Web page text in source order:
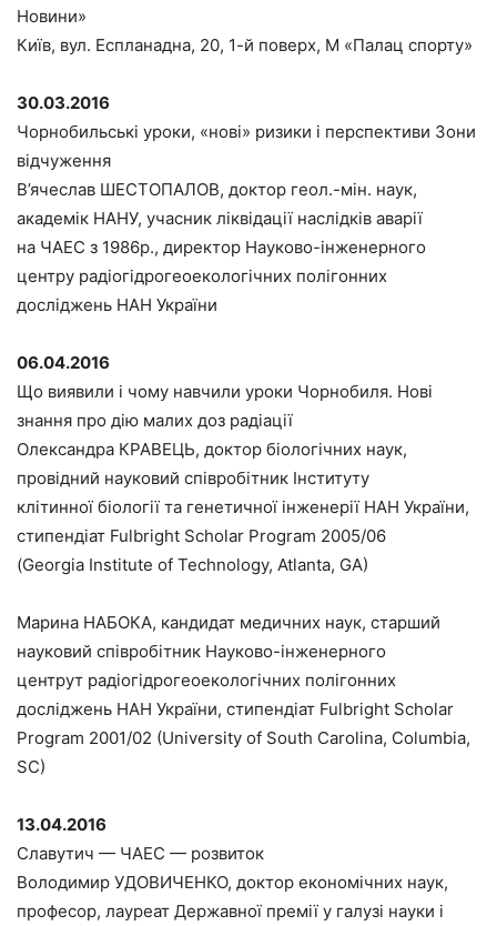
Новини»
Київ, вул. Еспланадна, 20, 1-й поверх, М «Палац спорту»
30.03.2016
Чорнобильські уроки, «нові» ризики і перспективи Зони
відчуження
В’ячеслав ШЕСТОПАЛОВ, доктор геол.-мін. наук,
академік НАНУ, учасник ліквідації наслідків аварії
на ЧАЕС з 1986р., директор Науково-інженерного
центру радіогідрогеоекологічних полігонних
досліджень НАН України
06.04.2016
Що виявили і чому навчили уроки Чорнобиля. Нові
знання про дію малих доз радіації
Олександра КРАВЕЦЬ, доктор біологічних наук,
провідний науковий співробітник Інституту
клітинної біології та генетичної інженерії НАН України,
стипендіат Fulbright Scholar Program 2005/06
(Georgia Institute of Technology, Atlanta, GA)
Марина НАБОКА, кандидат медичних наук, старший
науковий співробітник Науково-інженерного
центрут радіогідрогеоекологічних полігонних
досліджень НАН України, стипендіат Fulbright Scholar
Program 2001/02 (University of South Carolina, Columbia,
SC)
13.04.2016
Славутич — ЧАЕС — розвиток
Володимир УДОВИЧЕНКО, доктор економічних наук,
професор, лауреат Державної премії у галузі науки і